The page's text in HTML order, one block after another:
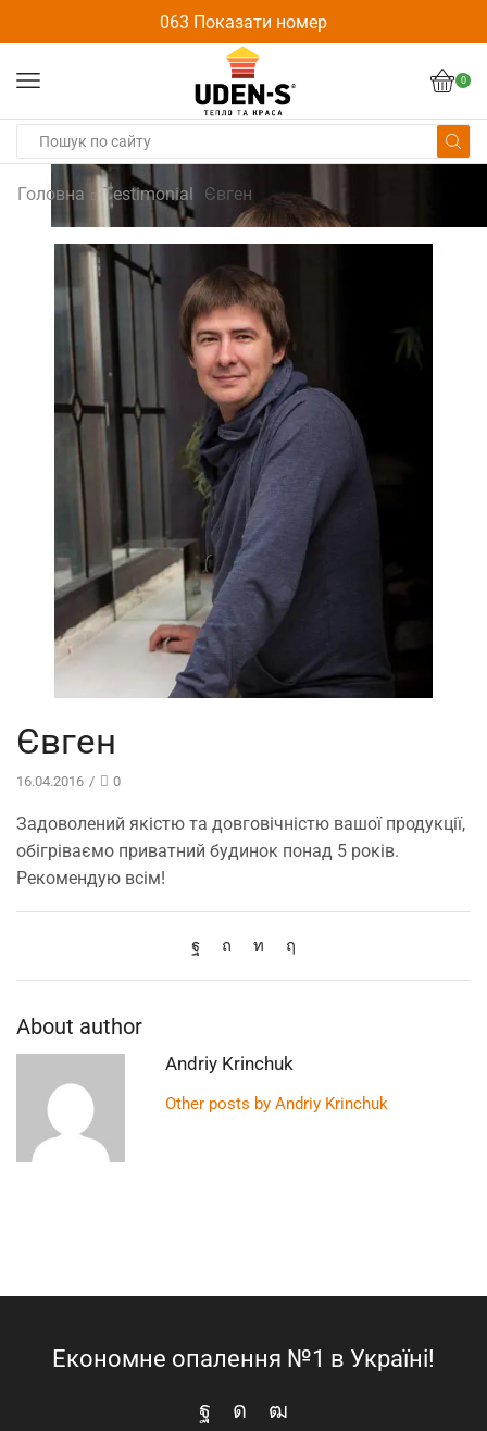
063 Показати номер
0
Головна Testimonial Євген
Євген
16.04.2016 / 0
Задоволений якістю та довговічністю вашої продукції,
обігріваємо приватний будинок понад 5 років.
Рекомендую всім!
About author
Andriy Krinchuk
Other posts by Andriy Krinchuk
Економне опалення №1 в Україні!